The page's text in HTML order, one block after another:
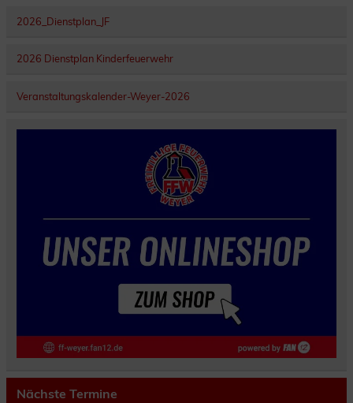
2026_Dienstplan_JF
2026 Dienstplan Kinderfeuerwehr
Veranstaltungskalender-Weyer-2026
Nächste Termine